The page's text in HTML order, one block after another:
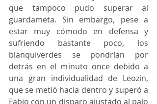
que tampoco pudo superar al
guardameta. Sin embargo, pese a
estar muy cómodo en defensa y
sufriendo bastante poco, los
blanquiverdes se pondrían por
detrás en el minuto once debido a
una gran individualidad de Leozin,
que se metió hacia dentro y superó a
Fabio con un disparo ajustado al palo